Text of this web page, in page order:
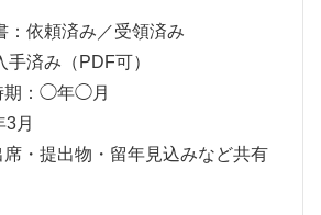
依頼済み／受領済み
済み（PDF可）
期：◯年◯月
月
・提出物・留年見込みなど共有